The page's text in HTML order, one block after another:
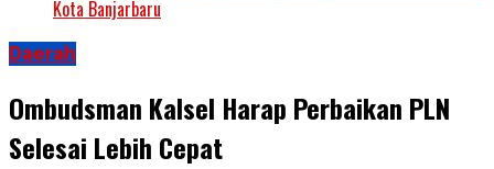
Kota Banjarbaru
Daerah
Ombudsman Kalsel Harap Perbaikan PLN
Selesai Lebih Cepat